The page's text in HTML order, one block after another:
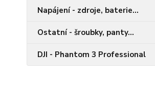
Napájení - zdroje, baterie...
Ostatní - šroubky, panty...
DJI - Phantom 3 Professional